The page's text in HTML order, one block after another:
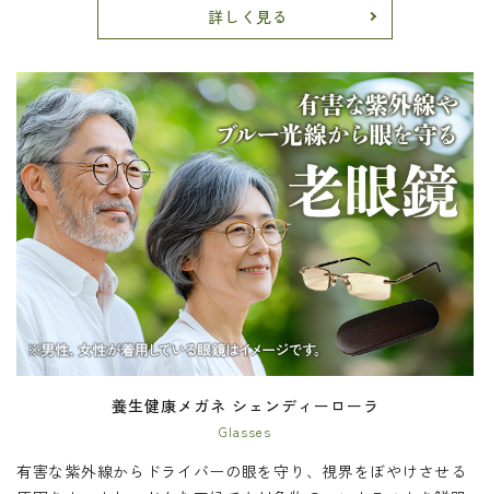
詳しく見る
養生健康メガネ シェンディーローラ
Glasses
有害な紫外線からドライバーの眼を守り、視界をぼやけさせる